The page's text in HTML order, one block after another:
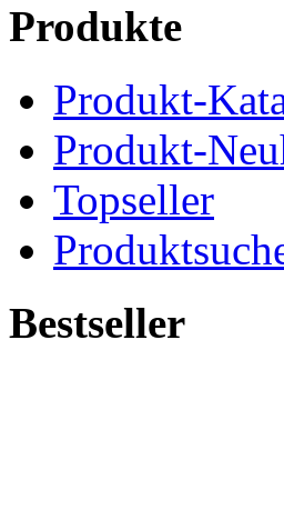
Produkte
Produkt-
Produkt-
Topseller
Bestseller